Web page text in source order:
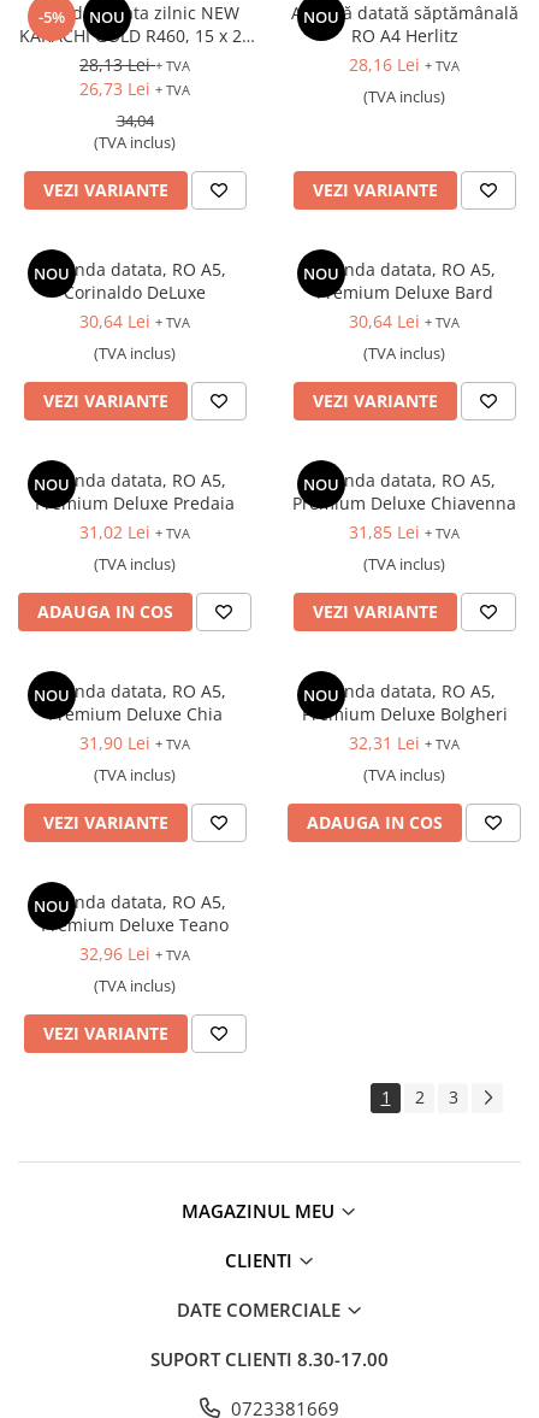
-5% NOU
Agenda datata zilnic NEW
KARACHI GOLD R460, 15 x 21
cm
28,13 Lei+ TVA
26,73 Lei + TVA
34,04
(TVA inclus)
VEZI VARIANTE
NOU
Agendă datată săptămânală
RO A4 Herlitz
28,16 Lei + TVA
(TVA inclus)
VEZI VARIANTE
NOU
Agenda datata, RO A5,
Corinaldo DeLuxe
30,64 Lei + TVA
(TVA inclus)
VEZI VARIANTE
NOU
Agenda datata, RO A5,
Premium Deluxe Bard
30,64 Lei + TVA
(TVA inclus)
VEZI VARIANTE
NOU
Agenda datata, RO A5,
Premium Deluxe Predaia
31,02 Lei + TVA
(TVA inclus)
ADAUGA IN COS
NOU
Agenda datata, RO A5,
Premium Deluxe Chiavenna
31,85 Lei + TVA
(TVA inclus)
VEZI VARIANTE
NOU
Agenda datata, RO A5,
Premium Deluxe Chia
31,90 Lei + TVA
(TVA inclus)
VEZI VARIANTE
NOU
Agenda datata, RO A5,
Premium Deluxe Bolgheri
32,31 Lei + TVA
(TVA inclus)
ADAUGA IN COS
NOU
Agenda datata, RO A5,
Premium Deluxe Teano
32,96 Lei + TVA
(TVA inclus)
VEZI VARIANTE
1 2 3
MAGAZINUL MEU
CLIENTI
DATE COMERCIALE
SUPORT CLIENTI 8.30-17.00
0723381669